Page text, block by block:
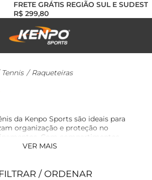
FRETE GRÁTIS REGIÃO SUL E
R$ 299,80
Tennis / Raqueteiras
da Kenpo Sports são ideais para
organização e proteção no
Com compartimentos
internas e alças ajustáveis, garantem
unindo estilo esportivo e eficiência.
VER MAIS
FILTRAR / ORDENAR